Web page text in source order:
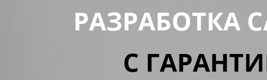
РАЗРАБОТКА
С